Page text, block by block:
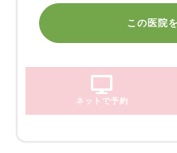
この医院
ネットで予約